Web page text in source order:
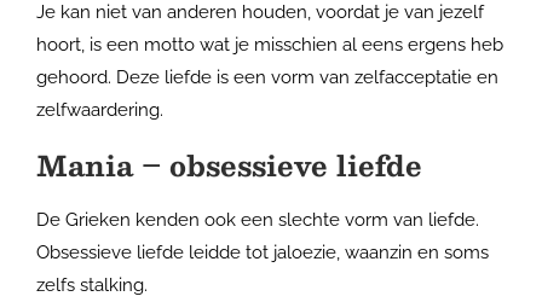
Je kan niet van anderen houden, voordat je van jezelf
hoort, is een motto wat je misschien al eens ergens heb
gehoord. Deze liefde is een vorm van zelfacceptatie en
zelfwaardering.
Mania – obsessieve liefde
De Grieken kenden ook een slechte vorm van liefde.
Obsessieve liefde leidde tot jaloezie, waanzin en soms
zelfs stalking.